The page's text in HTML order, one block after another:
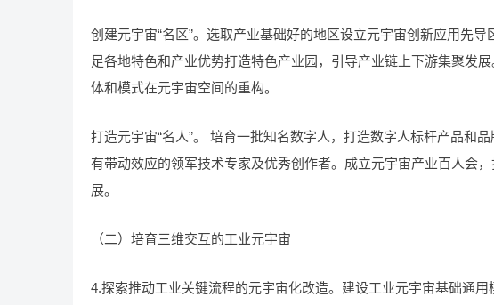
创建元宇宙“名区”。选取产业基础好的地区设立元宇宙创新应用先
足各地特色和产业优势打造特色产业园，引导产业链上下游集聚发
体和模式在元宇宙空间的重构。
打造元宇宙“名人”。 培育一批知名数字人，打造数字人标杆产品和
有带动效应的领军技术专家及优秀创作者。成立元宇宙产业百人会
展。
（二）培育三维交互的工业元宇宙
4.探索推动工业关键流程的元宇宙化改造。建设工业元宇宙基础通